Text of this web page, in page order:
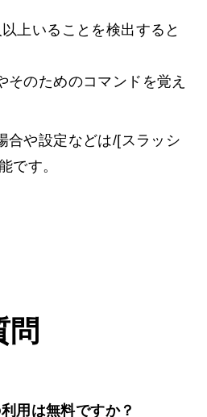
上いることを検出すると
そのためのコマンドを覚え
や設定などは/[スラッシ
です。
問
用は無料ですか？